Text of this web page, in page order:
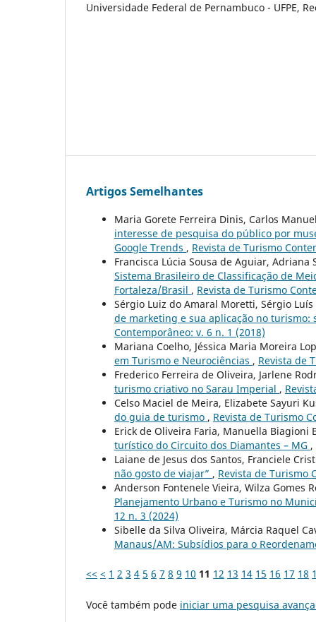
Universidade Federal de Pernambuco - UFPE,
Artigos Semelhantes
Maria Gorete Ferreira Dinis, Carlos
interesse de pesquisa do público por
Google Trends , Revista de Turismo
Francisca Lúcia Sousa de Aguiar,
Sistema Brasileiro de Classificação de
Fortaleza/Brasil , Revista de Turismo
Sérgio Luiz do Amaral Moretti, Sérgio
de marketing e sua aplicação no
Contemporâneo: v. 6 n. 1 (2018)
Mariana Coelho, Jéssica Maria Moreira
em Turismo e Neurociências , Revista de
Frederico Ferreira de Oliveira, Jarlene
turismo criativo no Sarau Imperial ,
Celso Maciel de Meira, Elizabete Sayuri
do guia de turismo , Revista de Turismo
Erick de Oliveira Faria, Manuella Biagioni
turístico do Circuito dos Diamantes – MG ,
Laiane de Jesus dos Santos, Franciele
não gosto de viajar” , Revista de Turismo
Anderson Fontenele Vieira, Wilza Gomes
Planejamento Urbano e Turismo no
12 n. 3 (2024)
Sibelle da Silva Oliveira, Márcia Raquel
Manaus/AM: Subsídios para o
<< < 1 2 3 4 5 6 7 8 9 10 11 12 13 14 15 16 17 18
Você também pode iniciar uma pesquisa